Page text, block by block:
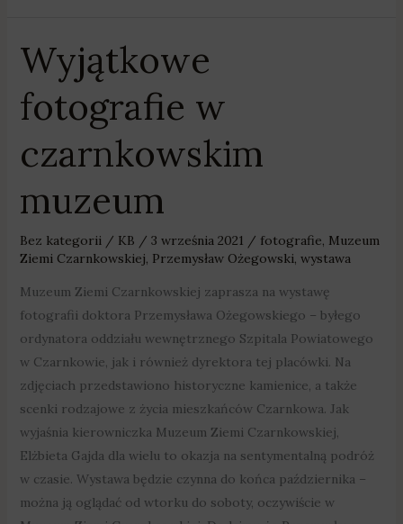
Wyjątkowe
fotografie w
czarnkowskim
muzeum
Bez kategorii/ KB / 3 września 2021 / fotografie, Muzeum
Ziemi Czarnkowskiej, Przemysław Ożegowski, wystawa
Muzeum Ziemi Czarnkowskiej zaprasza na wystawę
fotografii doktora Przemysława Ożegowskiego – byłego
ordynatora oddziału wewnętrznego Szpitala Powiatowego
w Czarnkowie, jak i również dyrektora tej placówki. Na
zdjęciach przedstawiono historyczne kamienice, a także
scenki rodzajowe z życia mieszkańców Czarnkowa. Jak
wyjaśnia kierowniczka Muzeum Ziemi Czarnkowskiej,
Elżbieta Gajda dla wielu to okazja na sentymentalną podróż
w czasie. Wystawa będzie czynna do końca października –
można ją oglądać od wtorku do soboty, oczywiście w
Wyjątkowe
fotografie
w
czarnkowskim